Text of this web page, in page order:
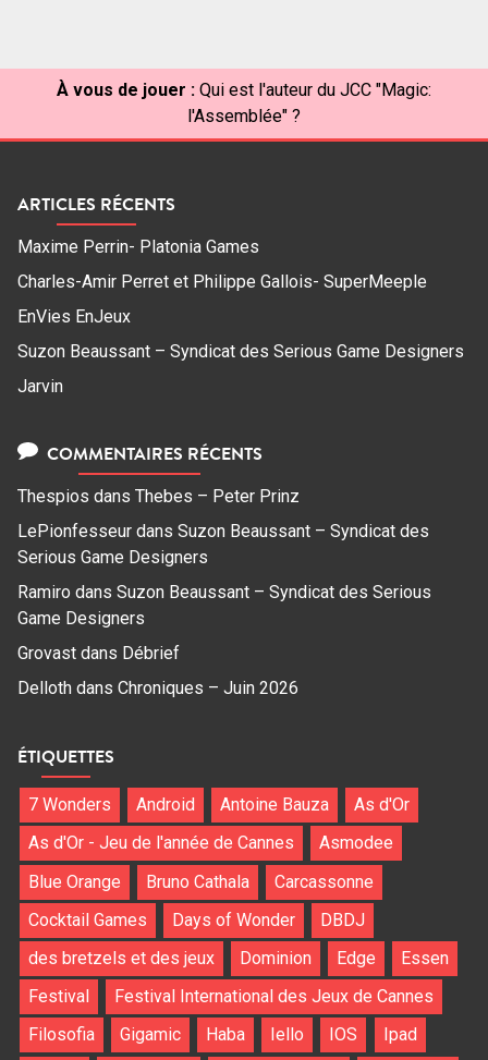
À vous de jouer : Qui est l'auteur du JCC "Magic:
l'Assemblée" ?
ARTICLES RÉCENTS
Maxime Perrin- Platonia Games
Charles-Amir Perret et Philippe Gallois- SuperMeeple
EnVies EnJeux
Suzon Beaussant – Syndicat des Serious Game Designers
Jarvin
COMMENTAIRES RÉCENTS
Thespios dans Thebes – Peter Prinz
LePionfesseur dans Suzon Beaussant – Syndicat des
Serious Game Designers
Ramiro dans Suzon Beaussant – Syndicat des Serious
Game Designers
Grovast dans Débrief
Delloth dans Chroniques – Juin 2026
ÉTIQUETTES
7 Wonders Android Antoine Bauza
As d'Or
As d'Or - Jeu de l'année de Cannes
Asmodee
Blue Orange
Bruno Cathala
Carcassonne
Cocktail Games
Days of Wonder
DBDJ
des bretzels et des jeux
Dominion Edge
Essen
Festival
Festival International des Jeux de Cannes
Filosofia
Gigamic Haba Iello IOS Ipad